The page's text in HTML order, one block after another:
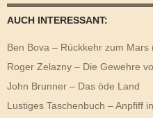
AUCH INTERESSANT:
Ben Bova – Rückkehr zum Mars
Roger Zelazny – Die Gewehre
John Brunner – Das öde Land
Lustiges Taschenbuch – Anpfiff